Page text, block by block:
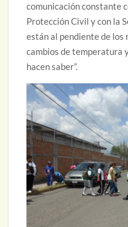
comunicación constante
Protección Civil y con la
están al pendiente de los
cambios de temperatura
hacen saber”.